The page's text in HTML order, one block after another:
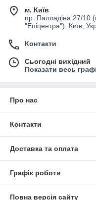
м. Київ
пр. Палладіна 27/10
"Епіцентра"), Київ,
Контакти
Сьогодні вихідний
Показати весь
Про нас
Контакти
Доставка та оплата
Графік роботи
Повна версія сайту